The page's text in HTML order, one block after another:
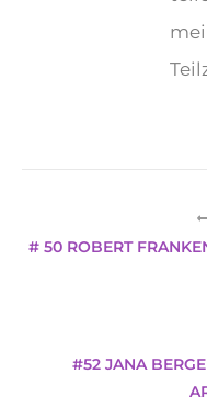
# 50 ROBERT
#52 JANA